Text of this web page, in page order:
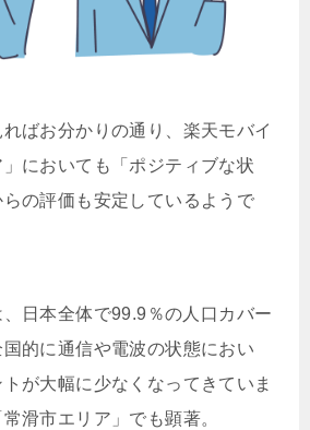
ばお分かりの通り、楽天モバイ
においても「ポジティブな状
の評価も安定しているようで
日本全体で99.9％の人口カバー
的に通信や電波の状態におい
が大幅に少なくなってきていま
滑市エリア」でも顕著。